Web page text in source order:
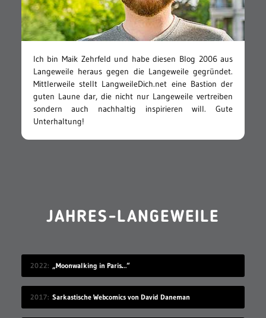
Ich bin Maik Zehrfeld und habe diesen Blog 2006 aus
Langeweile heraus gegen die Langeweile gegründet.
Mittlerweile stellt LangweileDich.net eine Bastion der
guten Laune dar, die nicht nur Langeweile vertreiben
sondern auch nachhaltig inspirieren will. Gute
Unterhaltung!
JAHRES-LANGEWEILE
2022 „Moonwalking in Paris…“
2017 Sarkastische Webcomics von David Daneman